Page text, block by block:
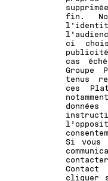
fin.
ci
cas
Groupe
tenus
ces
Si vous
cliquer